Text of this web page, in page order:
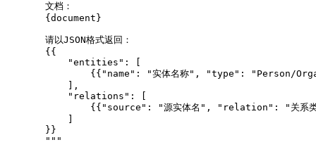
        文档：
{document}
        请以JSON格式返回：
        {{
            "entities": [
{{"name": "实体名称", "type": "Person/
            ],
            "relations": [
{{"source": "源实体名", "relation": "关系
        }}
        """